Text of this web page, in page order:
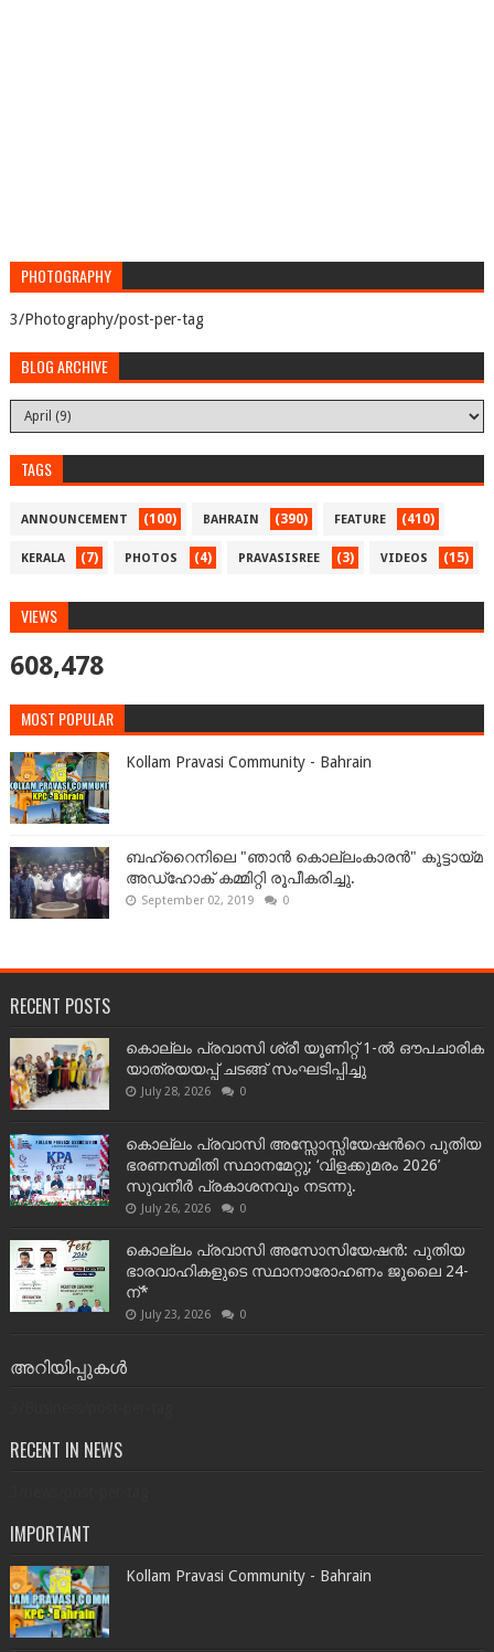
PHOTOGRAPHY
3/Photography/post-per-tag
BLOG ARCHIVE
TAGS
ANNOUNCEMENT (100) BAHRAIN (390) FEATURE (410)
KERALA (7) PHOTOS (4) PRAVASISREE (3) VIDEOS (15)
VIEWS
608,478
MOST POPULAR
Kollam Pravasi Community - Bahrain
ബഹ്‌റൈനിലെ "ഞാൻ കൊല്ലംകാരൻ" കൂട്ടായ്‌മ
അഡ്‌ഹോക് കമ്മിറ്റി രൂപീകരിച്ചു.
September 02, 2019 0
RECENT POSTS
കൊല്ലം പ്രവാസി ശ്രീ യൂണിറ്റ് 1-ൽ ഔപചാരിക
യാത്രയയപ്പ് ചടങ്ങ് സംഘടിപ്പിച്ചു
July 28, 2026 0
കൊല്ലം പ്രവാസി അസ്സോസ്സിയേഷന്‍റെ പുതിയ
ഭരണസമിതി സ്ഥാനമേറ്റു; ‘വിളക്കുമരം 2026’
സുവനീർ പ്രകാശനവും നടന്നു.
July 26, 2026 0
കൊല്ലം പ്രവാസി അസോസിയേഷൻ: പുതിയ
ഭാരവാഹികളുടെ സ്ഥാനാരോഹണം ജൂലൈ 24-
ന്*
July 23, 2026 0
അറിയിപ്പുകൾ
RECENT IN NEWS
IMPORTANT
Kollam Pravasi Community - Bahrain